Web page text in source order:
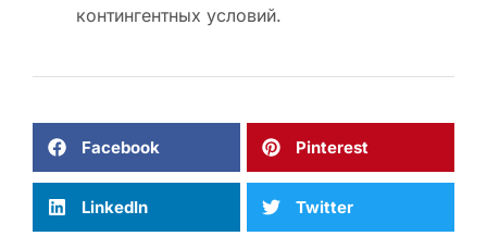
контингентных условий.
Facebook Pinterest
LinkedIn Twitter